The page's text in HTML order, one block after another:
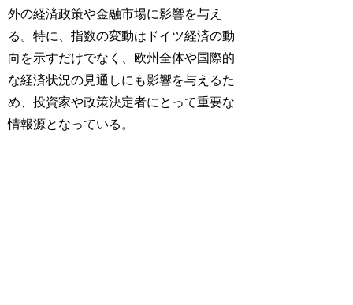
外の経済政策や金融市場に影響を与え
る。特に、指数の変動はドイツ経済の動
向を示すだけでなく、欧州全体や国際的
な経済状況の見通しにも影響を与えるた
め、投資家や政策決定者にとって重要な
情報源となっている。